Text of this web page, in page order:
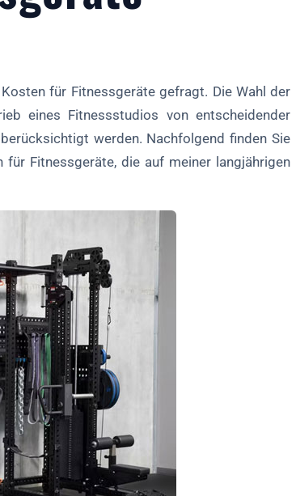
für Fitnessgeräte gefragt. Die Wahl der
eines Fitnessstudios von entscheidender
werden. Nachfolgend finden Sie
Fitnessgeräte, die auf meiner langjährigen